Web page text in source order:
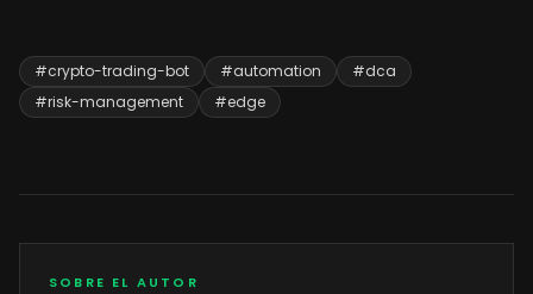
#crypto-trading-bot #automation
#dca
#risk-management
#edge
SOBRE EL AUTOR